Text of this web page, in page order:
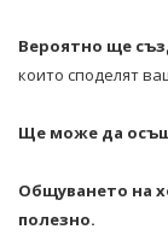
Вероятно ще
които споделят
Ще може да
Общуването на
полезно.